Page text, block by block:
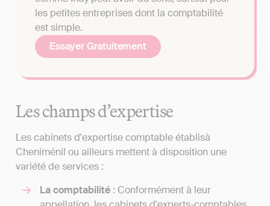
les petites entreprises dont la comptabilité
est simple.
Essayer Gratuitement
Les champs d’expertise
Les cabinets d'expertise comptable établisà
Cheniménil ou ailleurs mettent à disposition une
variété de services :
La comptabilité : Conformément à leur